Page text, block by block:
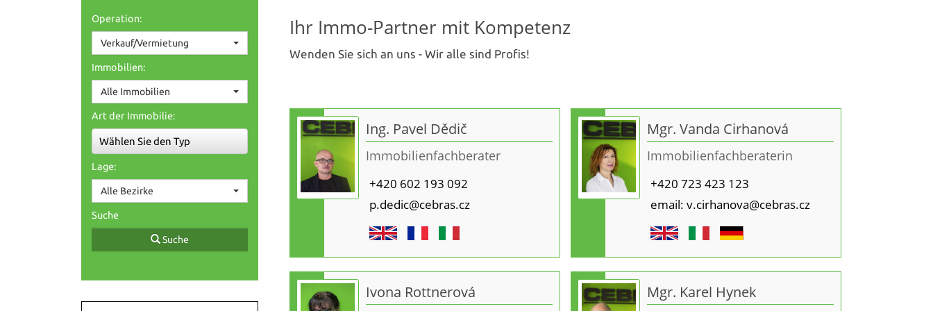
Ihr Immo-Partner mit Kompetenz
Wenden Sie sich an uns - Wir alle sind Profis!
Ing. Pavel Dědič
Immobilienfachberater
+420 602 193 092
p.dedic@cebras.cz
Mgr. Vanda Cirhanová
Immobilienfachberaterin
+420 723 423 123
email: v.cirhanova@cebras.cz
Mgr. Karel Hynek
Ivona Rottnerová
Operation:
Verkauf/Vermietung
Immobilien:
Alle Immobilien
Art der Immobilie:
Wählen Sie den Typ
Lage:
Alle Bezirke
Suche
Suche